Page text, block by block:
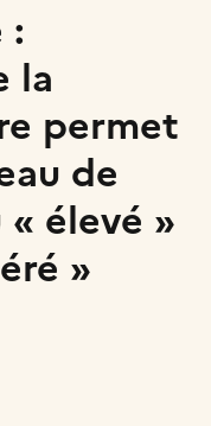
:
la
permet
de
élevé »
»